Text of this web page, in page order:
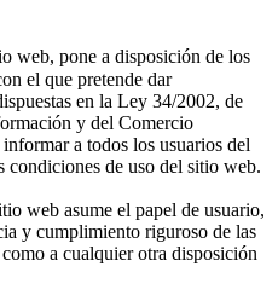
web, pone a disposición de los
el que pretende dar
en la Ley 34/2002, de
y del Comercio
a todos los usuarios del
condiciones de uso del sitio web.
web asume el papel de usuario,
y cumplimiento riguroso de las
a cualquier otra disposición